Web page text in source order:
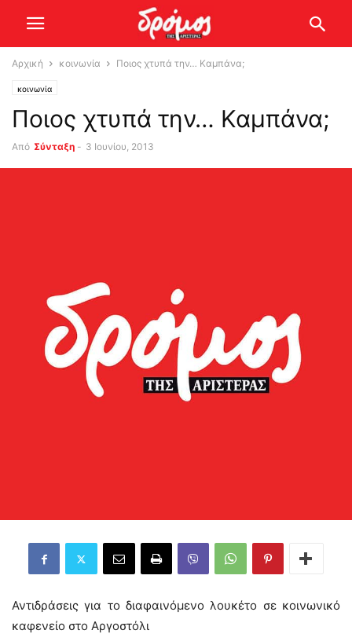
Αρχική κοινωνία Ποιος χτυπά την… Καμπάνα;
κοινωνία
Ποιος χτυπά την… Καμπάνα;
Από Σύνταξη - 3 Ιουνίου, 2013
Αντιδράσεις για το διαφαινόμενο λουκέτο σε κοινωνικό
καφενείο στο Αργοστόλι